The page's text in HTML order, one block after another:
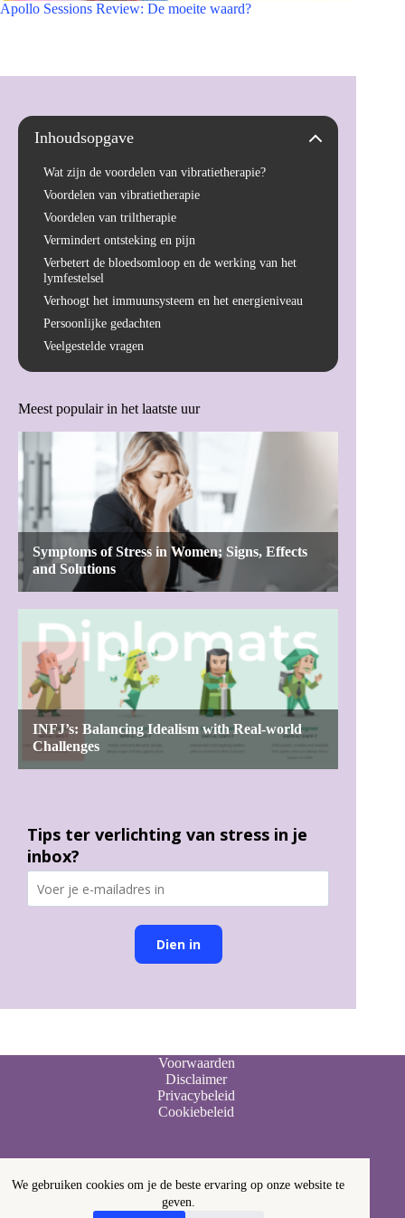
We gebruiken cookies om je de beste ervaring op onze website te
geven.
Apollo Sessions Review: De moeite waard?
Inhoudsopgave
Wat zijn de voordelen van vibratietherapie?
Voordelen van vibratietherapie
Voordelen van triltherapie
Vermindert ontsteking en pijn
Verbetert de bloedsomloop en de werking van het
lymfestelsel
Verhoogt het immuunsysteem en het energieniveau
Persoonlijke gedachten
Veelgestelde vragen
Meest populair in het laatste uur
Tips ter verlichting van stress in je
inbox?
Dien in
Voorwaarden
Disclaimer
Privacybeleid
Cookiebeleid